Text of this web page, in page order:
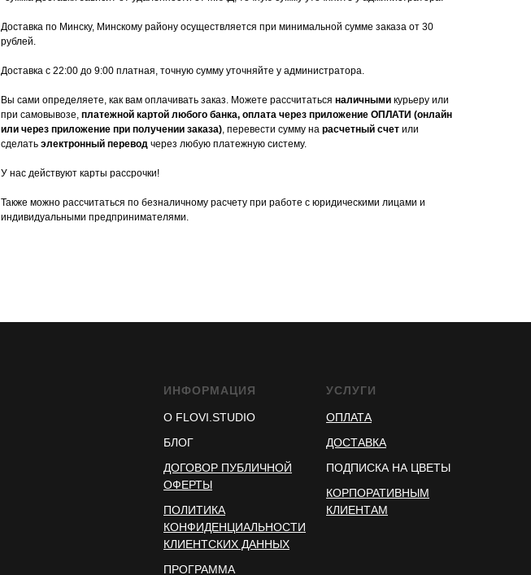
Доставка по Минску, Минскому району осуществляется при минимальной сумме заказа от 30
рублей.
Доставка с 22:00 до 9:00 платная, точную сумму уточняйте у администратора.
Вы сами определяете, как вам оплачивать заказ. Можете рассчитаться наличными курьеру или
при самовывозе, платежной картой любого банка, оплата через приложение ОПЛАТИ (онлайн
или через приложение при получении заказа) , перевести сумму на расчетный счет или
сделать электронный перевод через любую платежную систему.
У нас действуют карты рассрочки!
Также можно рассчитаться по безналичному расчету при работе с юридическими лицами и
индивидуальными предпринимателями.
ИНФОРМАЦИЯ
О FLOVI.STUDIO
БЛОГ
ДОГОВОР ПУБЛИЧНОЙ
ОФЕРТЫ
ПОЛИТИКА
КОНФИДЕНЦИАЛЬНОСТИ
КЛИЕНТСКИХ ДАННЫХ
ПРОГРАММА
УСЛУГИ
ОПЛАТА
ДОСТАВКА
ПОДПИСКА НА ЦВЕТЫ
КОРПОРАТИВНЫМ
КЛИЕНТАМ